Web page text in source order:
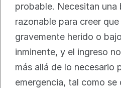
probable. Necesitan
razonable para creer
gravemente herido o
inminente, y el ingreso
más allá de lo necesario
emergencia, tal como se